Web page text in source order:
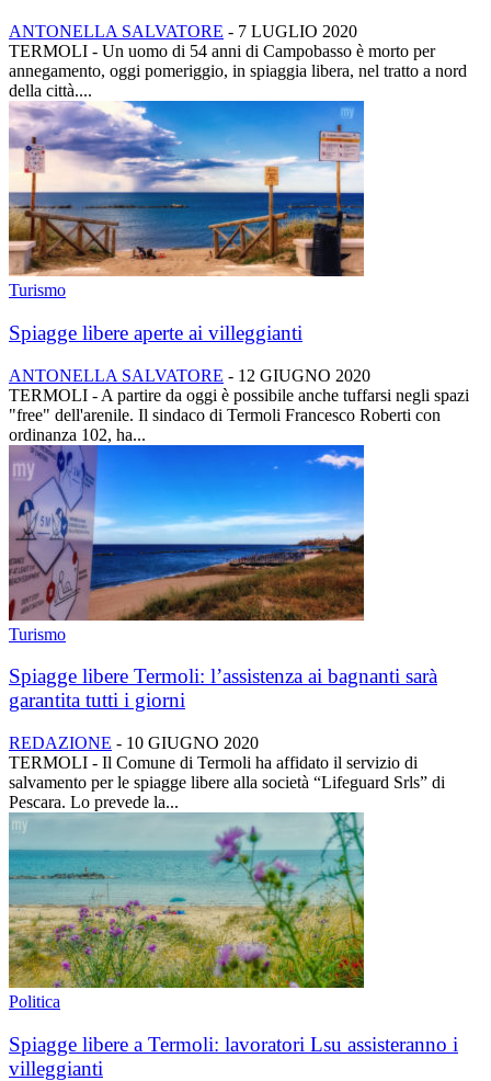
ANTONELLA SALVATORE - 7 LUGLIO 2020
TERMOLI - Un uomo di 54 anni di Campobasso è morto per
annegamento, oggi pomeriggio, in spiaggia libera, nel tratto a nord
della città....
Turismo
Spiagge libere aperte ai villeggianti
ANTONELLA SALVATORE - 12 GIUGNO 2020
TERMOLI - A partire da oggi è possibile anche tuffarsi negli spazi
"free" dell'arenile. Il sindaco di Termoli Francesco Roberti con
ordinanza 102, ha...
Turismo
Spiagge libere Termoli: l’assistenza ai bagnanti sarà
garantita tutti i giorni
REDAZIONE - 10 GIUGNO 2020
TERMOLI - Il Comune di Termoli ha affidato il servizio di
salvamento per le spiagge libere alla società “Lifeguard Srls” di
Pescara. Lo prevede la...
Politica
Spiagge libere a Termoli: lavoratori Lsu assisteranno i
villeggianti